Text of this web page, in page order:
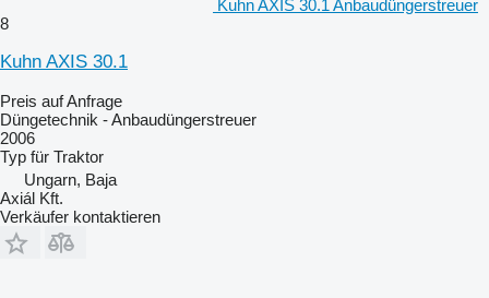
Kuhn AXIS 30.1 Anbaudüngerstreuer
8
Kuhn AXIS 30.1
Preis auf Anfrage
Düngetechnik - Anbaudüngerstreuer
2006
Typ für Traktor
Ungarn, Baja
Axiál Kft.
Verkäufer kontaktieren